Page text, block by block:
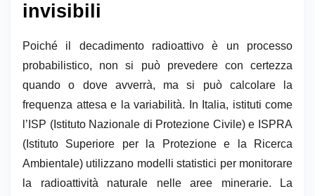
invisibili
Poiché il decadimento radioattivo è un processo
probabilistico, non si può prevedere con certezza
quando o dove avverrà, ma si può calcolare la
frequenza attesa e la variabilità. In Italia, istituti come
l’ISP (Istituto Nazionale di Protezione Civile) e ISPRA
(Istituto Superiore per la Protezione e la Ricerca
Ambientale) utilizzano modelli statistici per monitorare
la radioattività naturale nelle aree minerarie. La